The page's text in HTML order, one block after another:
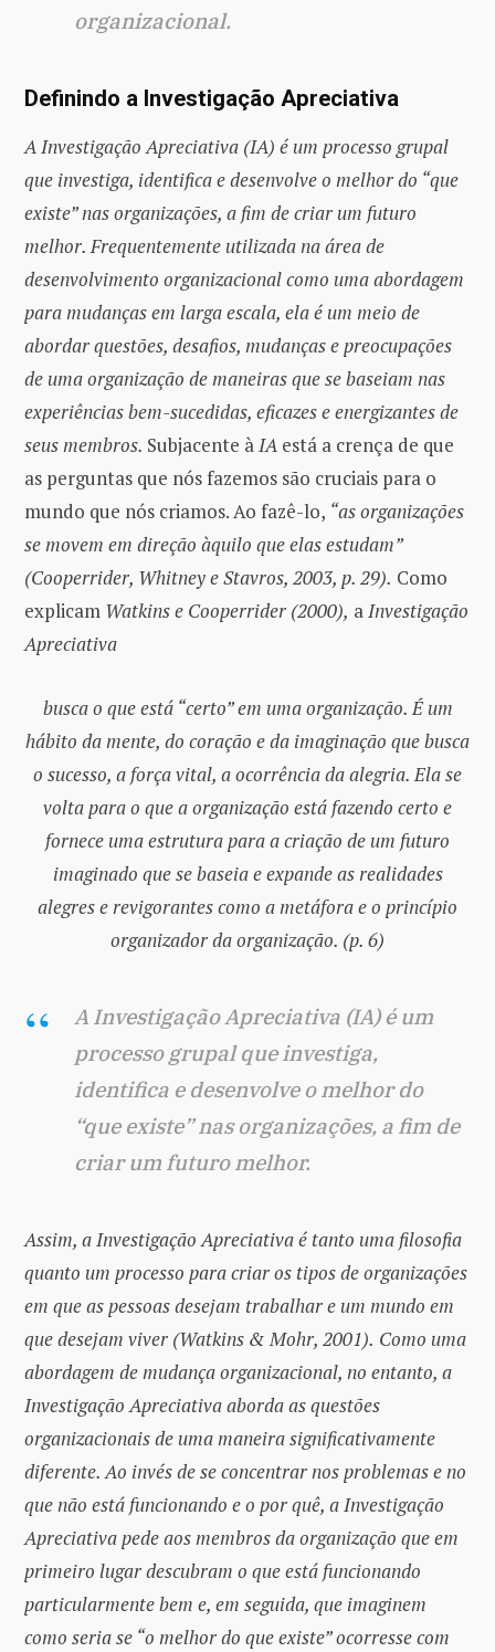
organizacional.
Definindo a Investigação Apreciativa
A Investigação Apreciativa (IA) é um processo grupal
que investiga, identifica e desenvolve o melhor do “que
existe” nas organizações, a fim de criar um futuro
melhor. Frequentemente utilizada na área de
desenvolvimento organizacional como uma abordagem
para mudanças em larga escala, ela é um meio de
abordar questões, desafios, mudanças e preocupações
de uma organização de maneiras que se baseiam nas
experiências bem-sucedidas, eficazes e energizantes de
seus membros. Subjacente àIA está a crença de que
as perguntas que nós fazemos são cruciais para o
mundo que nós criamos. Ao fazê-lo, “as organizações
se movem em direção àquilo que elas estudam”
(Cooperrider, Whitney e Stavros, 2003, p. 29). Como
explicam Watkins e Cooperrider (2000), aInvestigação
Apreciativa
busca o que está “certo” em uma organização. É um
hábito da mente, do coração e da imaginação que busca
o sucesso, a força vital, a ocorrência da alegria. Ela se
volta para o que a organização está fazendo certo e
fornece uma estrutura para a criação de um futuro
imaginado que se baseia e expande as realidades
alegres e revigorantes como a metáfora e o princípio
organizador da organização. (p. 6)
A Investigação Apreciativa (IA) é um
processo grupal que investiga,
identifica e desenvolve o melhor do
“que existe” nas organizações, a fim de
criar um futuro melhor.
Assim, a Investigação Apreciativa é tanto uma filosofia
quanto um processo para criar os tipos de organizações
em que as pessoas desejam trabalhar e um mundo em
que desejam viver (Watkins & Mohr, 2001). Como uma
abordagem de mudança organizacional, no entanto, a
Investigação Apreciativa aborda as questões
organizacionais de uma maneira significativamente
diferente. Ao invés de se concentrar nos problemas e no
que não está funcionando e o por quê, a Investigação
Apreciativa pede aos membros da organização que em
primeiro lugar descubram o que está funcionando
particularmente bem e, em seguida, que imaginem
como seria se “o melhor do que existe” ocorresse com